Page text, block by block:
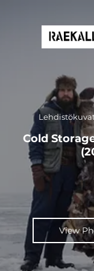
Cold
View